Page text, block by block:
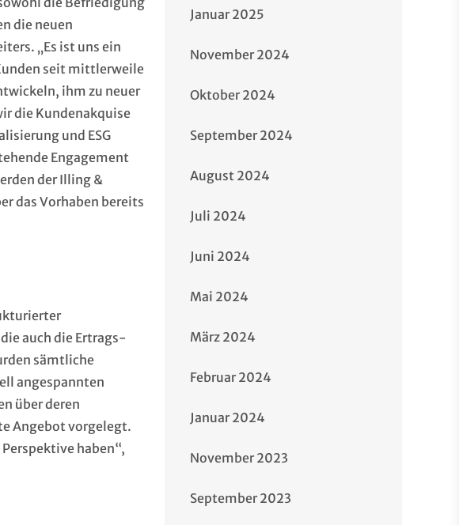
die neuen
„Es ist uns ein
seit mittlerweile
ihm zu neuer
die Kundenakquise
und ESG
Engagement
der Illing &
das Vorhaben bereits
auch die Ertrags-
sämtliche
angespannten
über deren
Angebot vorgelegt.
haben“,
Januar 2025
November 2024
Oktober 2024
September 2024
August 2024
Juli 2024
Juni 2024
Mai 2024
März 2024
Februar 2024
Januar 2024
November 2023
September 2023